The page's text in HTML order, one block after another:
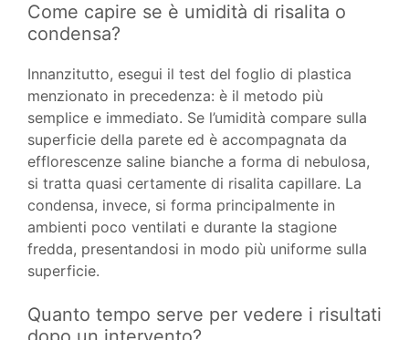
Come capire se è umidità di risalita o
condensa?
Innanzitutto, esegui il test del foglio di plastica
menzionato in precedenza: è il metodo più
semplice e immediato. Se l’umidità compare sulla
superficie della parete ed è accompagnata da
efflorescenze saline bianche a forma di nebulosa,
si tratta quasi certamente di risalita capillare. La
condensa, invece, si forma principalmente in
ambienti poco ventilati e durante la stagione
fredda, presentandosi in modo più uniforme sulla
superficie.
Quanto tempo serve per vedere i risultati